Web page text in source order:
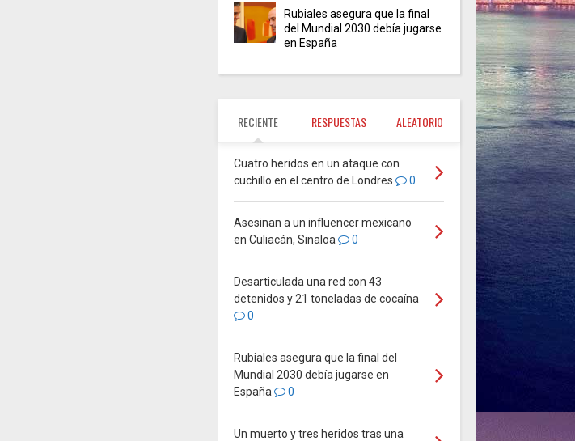
Rubiales asegura que la final
del Mundial 2030 debía jugarse
en España
RECIENTE RESPUESTAS ALEATORIO
Cuatro heridos en un ataque con
cuchillo en el centro de Londres
0
Asesinan a un influencer mexicano
en Culiacán, Sinaloa
0
Desarticulada una red con 43
detenidos y 21 toneladas de cocaína
0
Rubiales asegura que la final del
Mundial 2030 debía jugarse en
España
0
Un muerto y tres heridos tras una